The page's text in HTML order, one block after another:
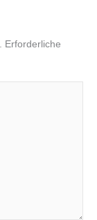
Erforderliche